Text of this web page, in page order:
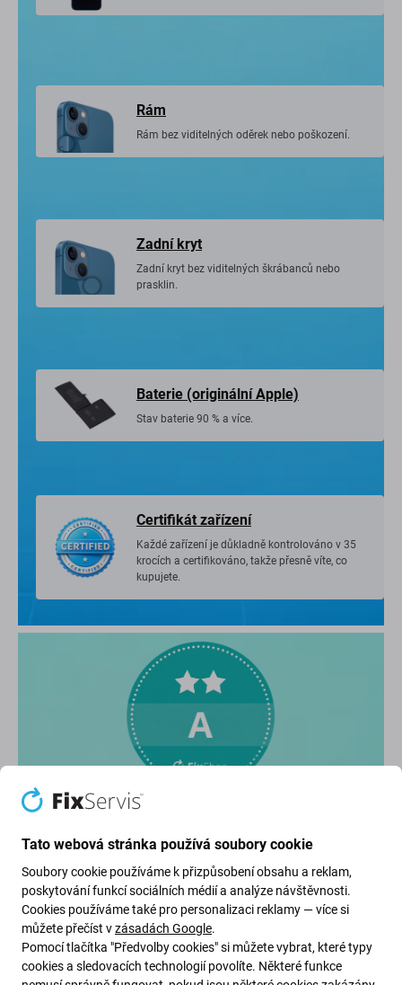
Rám
Rám bez viditelných oděrek nebo poškození.
Zadní kryt
Zadní kryt bez viditelných škrábanců nebo
prasklin.
Baterie (originální Apple)
Stav baterie 90 % a více.
Certifikát zařízení
Každé zařízení je důkladně kontrolováno v 35
krocích a certifikováno, takže přesně víte, co
kupujete.
Známka: Výborná (A)
Použitý iPhone ve velmi dobrém stavu,
může jevit drobné známky používání.
Vizuální stav
Tato webová stránka používá soubory cookie
Soubory cookie používáme k přizpůsobení obsahu a reklam,
poskytování funkcí sociálních médií a analýze návštěvnosti.
Cookies používáme také pro personalizaci reklamy — více si
můžete přečíst vzásadách Google.
Pomocí tlačítka "Předvolby cookies" si můžete vybrat, které typy
cookies a sledovacích technologií povolíte. Některé funkce